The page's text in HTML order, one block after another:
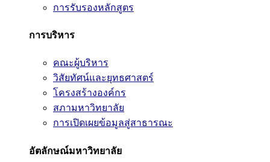
การรับรองหลักสูตร
การบริหาร
คณะผู้บริหาร
วิสัยทัศน์และยุทธศาสตร์
โครงสร้างองค์กร
สภามหาวิทยาลัย
การเปิดเผยข้อมูลสู่สาธารณะ
อัตลักษณ์มหาวิทยาลัย